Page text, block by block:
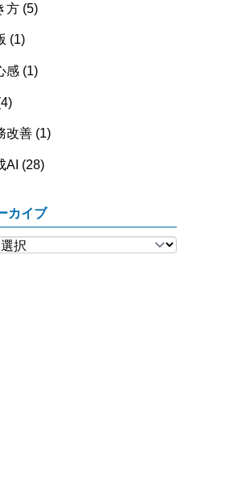
方(5)
(1)
感(1)
改善(1)
AI (28)
カイブ